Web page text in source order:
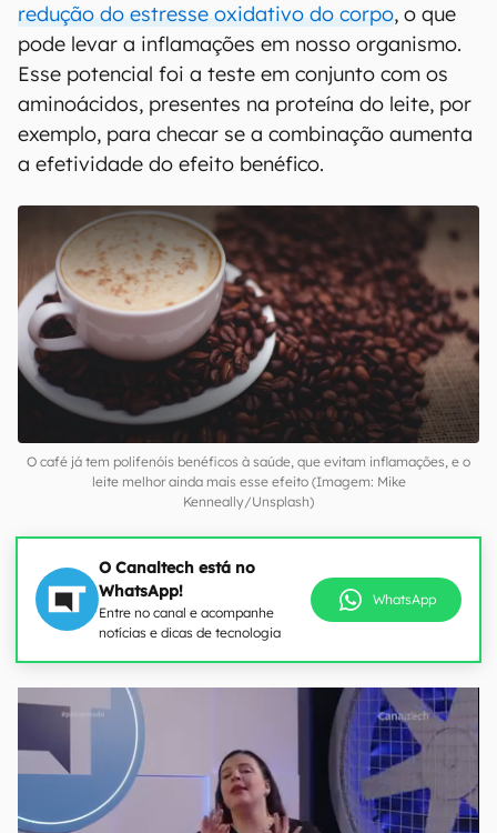
redução do estresse oxidativo do corpo, o que
pode levar a inflamações em nosso organismo.
Esse potencial foi a teste em conjunto com os
aminoácidos, presentes na proteína do leite, por
exemplo, para checar se a combinação aumenta
a efetividade do efeito benéfico.
O café já tem polifenóis benéficos à saúde, que evitam inflamações, e o
leite melhor ainda mais esse efeito (Imagem: Mike
Kenneally/Unsplash)
O Canaltech está no
WhatsApp!
Entre no canal e acompanhe
notícias e dicas de tecnologia
WhatsApp